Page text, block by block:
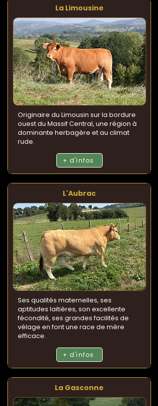
La Limousine
Originaire du Limousin sur la bordure
ouest du Massif Central, une région à
dominante herbagère et au climat
rude.
+ d'infos
L'Aubrac
Ses qualités maternelles, ses
aptitudes laitières, son excellente
fécondité, ses grandes facilités de
vélage en font une race de mère
efficace.
+ d'infos
La Gasconne